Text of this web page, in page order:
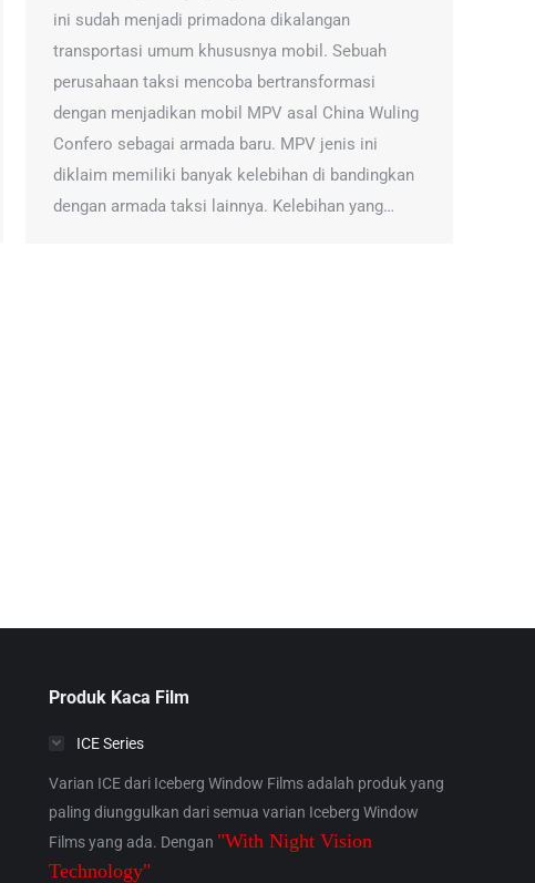
ini sudah menjadi primadona dikalangan
transportasi umum khususnya mobil. Sebuah
perusahaan taksi mencoba bertransformasi
dengan menjadikan mobil MPV asal China Wuling
Confero sebagai armada baru. MPV jenis ini
diklaim memiliki banyak kelebihan di bandingkan
dengan armada taksi lainnya. Kelebihan yang…
Produk Kaca Film
ICE Series
Varian ICE dari Iceberg Window Films adalah produk yang
paling diunggulkan dari semua varian Iceberg Window
Films yang ada. Dengan "With Night Vision
Technology"